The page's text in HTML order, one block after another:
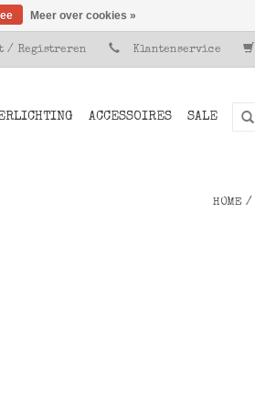
/ Registreren Klantenservice
ACCESSOIRES SALE
HOME /
Meer over cookies »